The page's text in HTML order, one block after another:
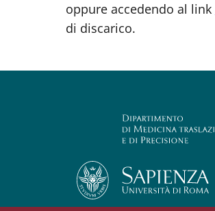
oppure accedendo al link
di discarico.